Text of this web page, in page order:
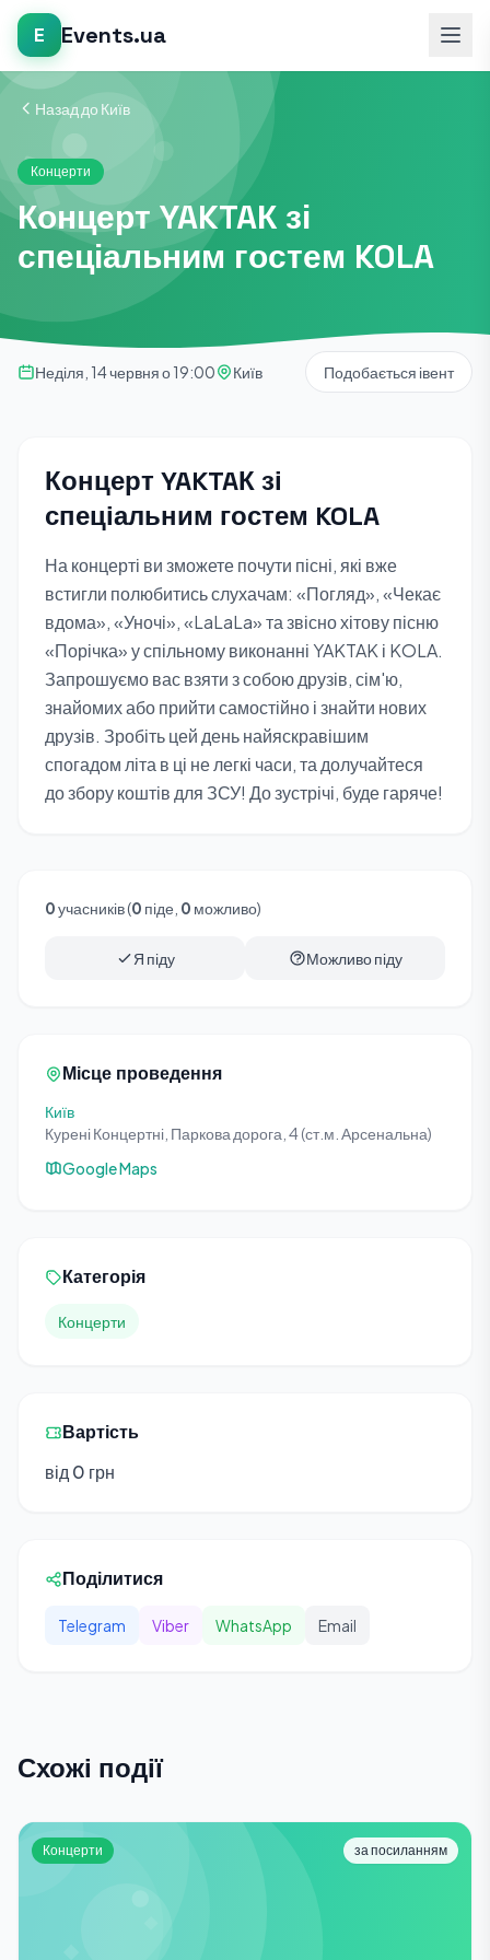
E Events.ua
Назад до Київ
Концерти
Концерт YAKTAК зі
спеціальним гостем KOLA
Неділя, 14 червня о 19:00 Київ Подобається івент
Концерт YAKTAК зі
спеціальним гостем KOLA
На концерті ви зможете почути пісні, які вже
встигли полюбитись слухачам: «Погляд», «Чекає
вдома», «Уночі», «LaLaLa» та звісно хітову пісню
«Порічка» у спільному виконанні YAKTAK і KOLA.
Запрошуємо вас взяти з собою друзів, сім'ю,
знайомих або прийти самостійно і знайти нових
друзів. Зробіть цей день найяскравішим
спогадом літа в ці не легкі часи, та долучайтеся
до збору коштів для ЗСУ! До зустрічі, буде гаряче!
0учасників (0 піде, 0 можливо)
Я піду Можливо піду
Місце проведення
Київ
Курені Концертні, Паркова дорога, 4 (ст.м. Арсенальна)
Google Maps
Категорія
Концерти
Вартість
від 0 грн
Поділитися
Telegram Viber WhatsApp Email
Схожі події
Концерти за посиланням